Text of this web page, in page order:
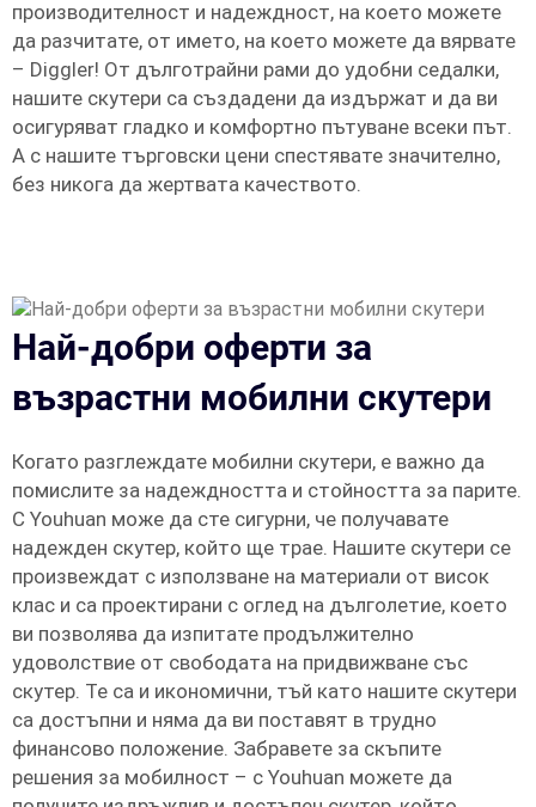
производителност и надеждност, на което можете
да разчитате, от името, на което можете да вярвате
– Diggler! От дълготрайни рами до удобни седалки,
нашите скутери са създадени да издържат и да ви
осигуряват гладко и комфортно пътуване всеки път.
А с нашите търговски цени спестявате значително,
без никога да жертвата качеството.
Най-добри оферти за
възрастни мобилни скутери
Когато разглеждате мобилни скутери, е важно да
помислите за надеждността и стойността за парите.
С Youhuan може да сте сигурни, че получавате
надежден скутер, който ще трае. Нашите скутери се
произвеждат с използване на материали от висок
клас и са проектирани с оглед на дълголетие, което
ви позволява да изпитате продължително
удоволствие от свободата на придвижване със
скутер. Те са и икономични, тъй като нашите скутери
са достъпни и няма да ви поставят в трудно
финансово положение. Забравете за скъпите
решения за мобилност – с Youhuan можете да